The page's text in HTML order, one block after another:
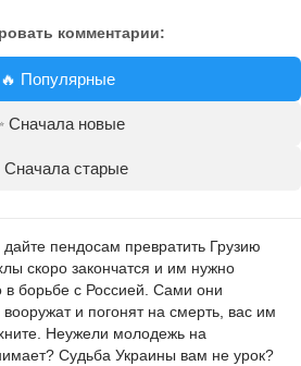
комментарии:
🔥 Популярные
Сначала новые
Сначала старые
пендосам превратить Грузию
скоро закончатся и им нужно
борьбе с Россией. Сами они
вооружат и погонят на смерть, вас им
Неужели молодежь на
Судьба Украины вам не урок?